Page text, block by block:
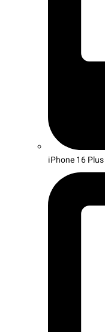
iPhone 16 Plus